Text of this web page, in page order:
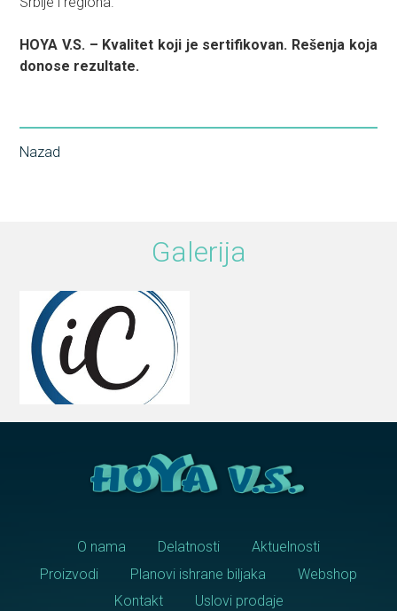
HOYA V.S. – Kvalitet koji je sertifikovan. Rešenja koja
donose rezultate.
Nazad
Galerija
O nama Delatnosti
Aktuelnosti
Proizvodi
Planovi ishrane biljaka
Webshop
Kontakt
Uslovi prodaje